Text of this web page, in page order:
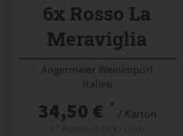
6x Rosso La
Meraviglia
halbtrocken 1L
Angermeier Weinimport
Italien
34,50 € * / Karton